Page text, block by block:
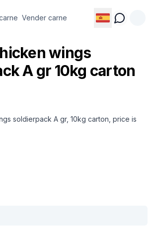
Vender carne
carne
wings
A gr 10kg carton
soldierpack A gr, 10kg carton, price is